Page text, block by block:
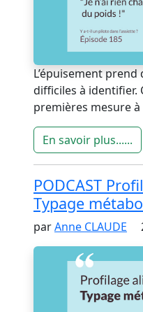
L’épuisement
difficiles à identifier.
premières mesure
En savoir plus......
PODCAST
Typage
parAnne CLAUDE